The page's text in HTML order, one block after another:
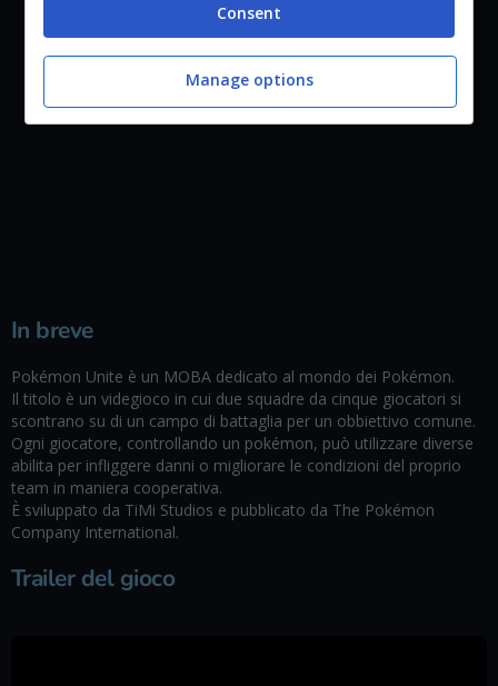
In breve
Pokémon Unite è un MOBA dedicato al mondo dei Pokémon.
Il titolo è un videgioco in cui due squadre da cinque giocatori si
scontrano su di un campo di battaglia per un obbiettivo comune.
Ogni giocatore, controllando un pokémon, può utilizzare diverse
abilita per infliggere danni o migliorare le condizioni del proprio
team in maniera cooperativa.
È sviluppato da TiMi Studios e pubblicato da The Pokémon
Company International.
Trailer del gioco
Consent
Manage options